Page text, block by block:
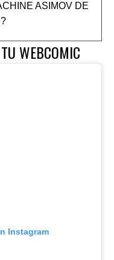
ASIMOV DE
WEBCOMIC
Instagram